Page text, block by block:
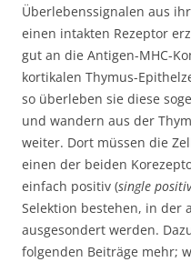
Überlebenssignalen aus
einen intakten Rezeptor
gut an die Antigen-MHC-
kortikalen Thymus-
so überleben sie diese
und wandern aus der
weiter. Dort müssen die
einen der beiden
einfach positiv (single
Selektion bestehen, in der
ausgesondert werden.
folgenden Beiträge mehr;